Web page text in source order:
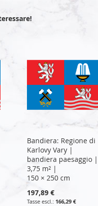
Bandiera: Regione di
Karlovy Vary |
bandiera paesaggio |
3,75 m² |
150 × 250 cm
197,89 €
166,29 €